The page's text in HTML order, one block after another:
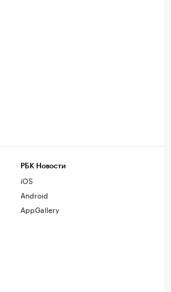
РБК Новости
iOS
Android
AppGallery